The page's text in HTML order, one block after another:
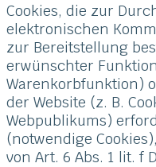
Cookies, die zur
elektronischen
zur Bereitstellung
erwünschter
Warenkorbfunktion)
der Website (z. B.
Webpublikums)
(notwendige
von Art. 6 Abs. 1 lit. f